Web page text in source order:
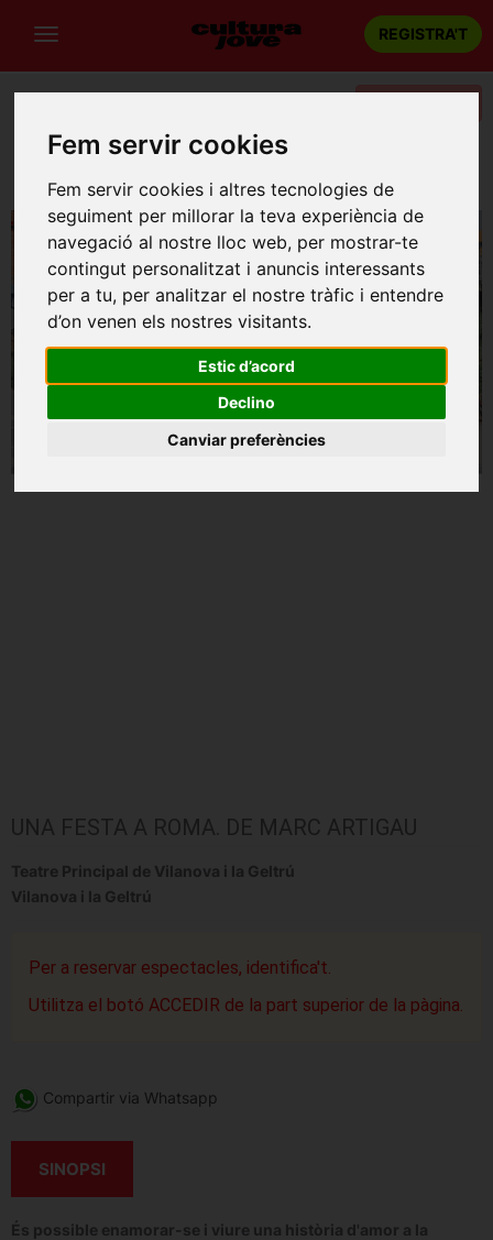
Fem servir cookies
Fem servir cookies i altres tecnologies de
seguiment per millorar la teva experiència de
navegació al nostre lloc web, per mostrar-te
contingut personalitzat i anuncis interessants
per a tu, per analitzar el nostre tràfic i entendre
d’on venen els nostres visitants.
Estic d’acord
Declino
Canviar preferències
REGISTRA'T
Portada Teatre
Barcelona
UNA FESTA A ROMA. DE MARC ARTIGAU
Teatre Principal de Vilanova i la Geltrú
Vilanova i la Geltrú
Per a reservar espectacles, identifica't.
Utilitza el botó ACCEDIR de la part superior de la pàgina.
Compartir via Whatsapp
SINOPSI
És possible enamorar-se i viure una història d'amor a la